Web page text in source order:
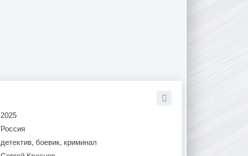
2025
Россия
детектив, боевик, криминал